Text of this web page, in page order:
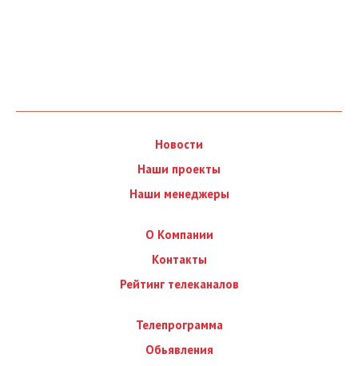
Новости
Наши проекты
Наши менеджеры
О Компании
Контакты
Рейтинг телеканалов
Телепрограмма
Обьявления